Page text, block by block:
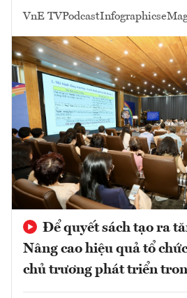
VnE TVPodcastInfographics
Để quyết sách tạo ra
Nâng cao hiệu quả tổ
chủ trương phát triển